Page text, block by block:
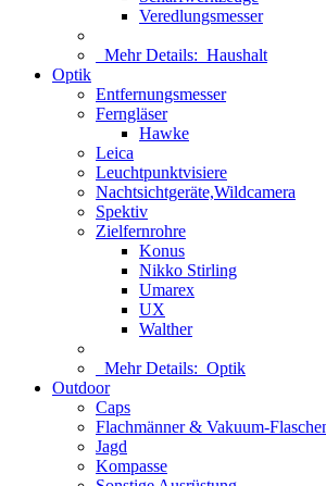
Veredlungsmesser
Mehr Details: Haushalt
Optik
Entfernungsmesser
Ferngläser
Hawke
Leica
Leuchtpunktvisiere
Nachtsichtgeräte,Wildcamera
Spektiv
Zielfernrohre
Konus
Nikko Stirling
Umarex
UX
Walther
Mehr Details: Optik
Outdoor
Caps
Flachmänner & Vakuum-
Jagd
Kompasse